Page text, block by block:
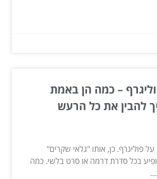
– כמה הן באמת
להבין את כל הרעש
פוליגרף. כן, אותו "גלאי שקרים"
בכל סדרת דרמה או סרט בלשי. כמה